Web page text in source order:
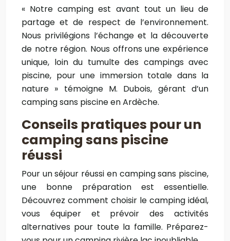
« Notre camping est avant tout un lieu de
partage et de respect de l’environnement.
Nous privilégions l’échange et la découverte
de notre région. Nous offrons une expérience
unique, loin du tumulte des campings avec
piscine, pour une immersion totale dans la
nature » témoigne M. Dubois, gérant d’un
camping sans piscine en Ardèche.
Conseils pratiques pour un
camping sans piscine
réussi
Pour un séjour réussi en camping sans piscine,
une bonne préparation est essentielle.
Découvrez comment choisir le camping idéal,
vous équiper et prévoir des activités
alternatives pour toute la famille. Préparez-